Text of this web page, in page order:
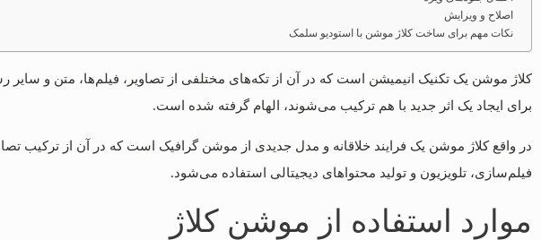
اصلاح و ویرایش
نکات مهم برای ساخت کلاژ موشن با استودیو سلمک
کلاژ موشن یک تکنیک انیمیشن است که در آن از تکه‌های مختلفی از تصاویر، فیلم‌ها، متن و
برای ایجاد یک اثر جدید با هم ترکیب می‌شوند، الهام گرفته شده است.
در واقع کلاژ موشن یک فرایند خلاقانه و مدل جدیدی از موشن گرافیک است که در آن از ترکیب
فیلم‌سازی، تلویزیون و تولید محتواهای دیجیتالی استفاده می‌شود.
موارد استفاده از موشن کلاژ